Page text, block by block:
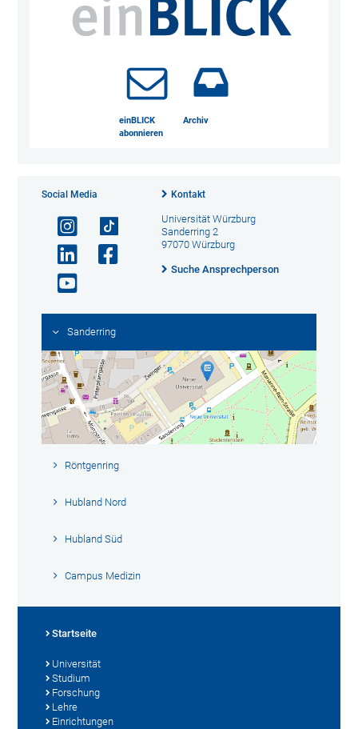
einBLICK
abonnieren
Archiv
Social Media Kontakt
Universität Würzburg
Sanderring 2
97070 Würzburg
Suche Ansprechperson
Sanderring
Röntgenring
Hubland Nord
Hubland Süd
Campus Medizin
Startseite
Universität
Studium
Forschung
Lehre
Einrichtungen